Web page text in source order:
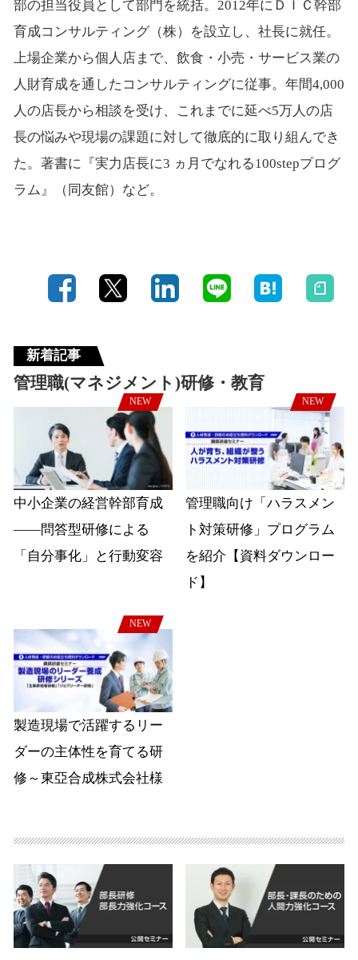
部の担当役員として部門を統括。2012年にＤＩＣ幹部
育成コンサルティング（株）を設立し、社長に就任。
上場企業から個人店まで、飲食・小売・サービス業の
人財育成を通したコンサルティングに従事。年間4,000
人の店長から相談を受け、これまでに延べ5万人の店
長の悩みや現場の課題に対して徹底的に取り組んでき
た。著書に『実力店長に3 ヵ月でなれる100stepプログ
ラム』（同友館）など。
新着記事
管理職(マネジメント)研修・教育
NEW
中小企業の経営幹部育成
――問答型研修による
「自分事化」と行動変容
NEW
管理職向け「ハラスメン
ト対策研修」プログラム
を紹介【資料ダウンロー
ド】
NEW
製造現場で活躍するリー
ダーの主体性を育てる研
修～東亞合成株式会社様